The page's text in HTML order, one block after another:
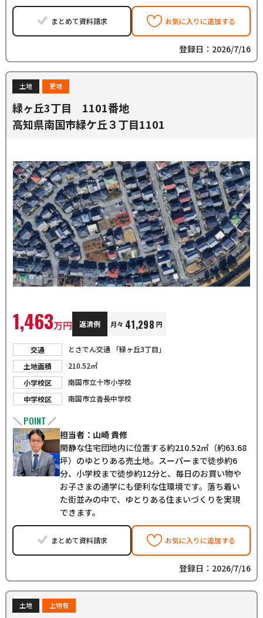
まとめて資料請求 お気に入りに追加する
登録日：2026/7/16
土地 更地
緑ヶ丘3丁目 1101番地
高知県南国市緑ケ丘３丁目1101
1,463万円 返済例 月々 41,298 円
交通
とさでん交通 「緑ヶ丘3丁目」
土地面積
210.52㎡
小学校区
南国市立十市小学校
中学校区
南国市立香長中学校
＼ POINT ／
担当者：山崎 貴修
閑静な住宅団地内に位置する約210.52㎡（約63.68
坪）のゆとりある売土地。スーパーまで徒歩約6
分、小学校まで徒歩約12分と、毎日のお買い物や
お子さまの通学にも便利な住環境です。落ち着い
た街並みの中で、ゆとりある住まいづくりを実現
できます。
まとめて資料請求 お気に入りに追加する
登録日：2026/7/16
土地 上物有